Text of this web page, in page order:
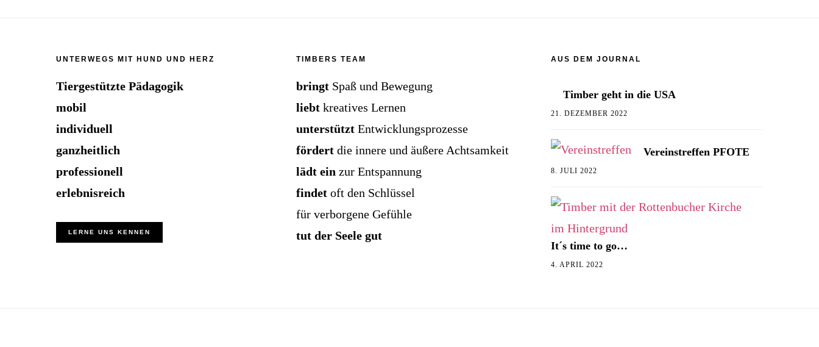
UNTERWEGS MIT HUND UND HERZ
Tiergestützte Pädagogik
mobil
individuell
ganzheitlich
professionell
erlebnisreich
LERNE UNS KENNEN
TIMBERS TEAM
bringt Spaß und Bewegung
liebt kreatives Lernen
unterstützt Entwicklungsprozesse
fördert die innere und äußere Achtsamkeit
lädt ein zur Entspannung
findet oft den Schlüssel
für verborgene Gefühle
tut der Seele gut
AUS DEM JOURNAL
Timber geht in die USA
21. DEZEMBER 2022
Vereinstreffen PFOTE
8. JULI 2022
It´s time to go…
4. APRIL 2022